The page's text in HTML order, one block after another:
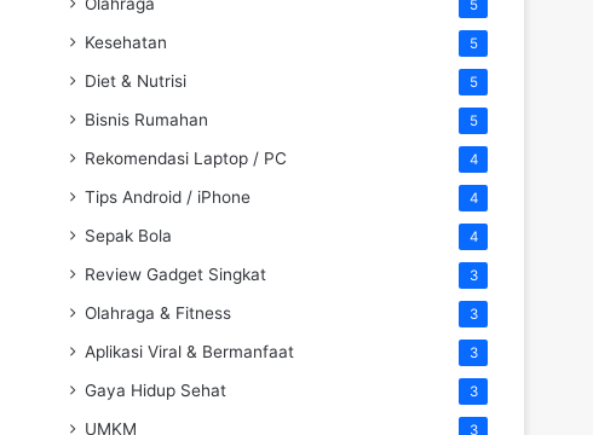
5
Kesehatan 5
Diet & Nutrisi 5
Bisnis Rumahan 5
Rekomendasi Laptop / PC 4
Tips Android / iPhone 4
Sepak Bola 4
Review Gadget Singkat 3
Olahraga & Fitness 3
Aplikasi Viral & Bermanfaat 3
Gaya Hidup Sehat 3
UMKM 3